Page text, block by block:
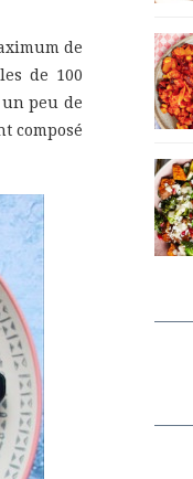
de
de 100
peu de
composé